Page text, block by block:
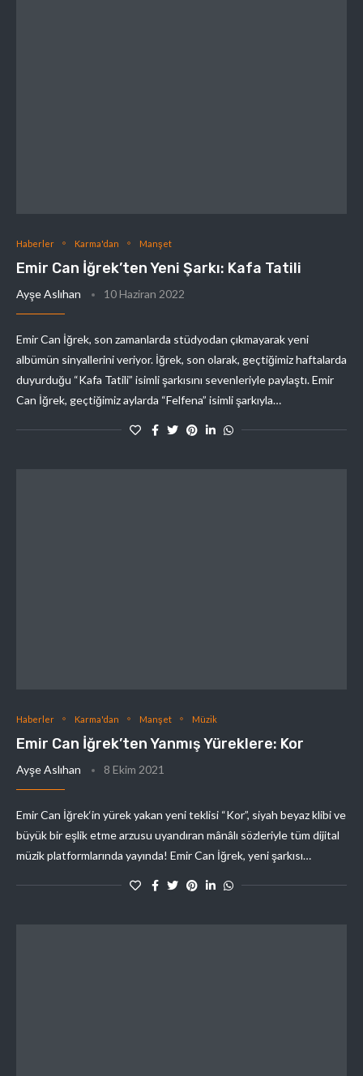
Haberler Karma'dan Manşet
Emir Can İğrek’ten Yeni Şarkı: Kafa Tatili
Ayşe Aslıhan 10 Haziran 2022
Emir Can İğrek, son zamanlarda stüdyodan çıkmayarak yeni
albümün sinyallerini veriyor. İğrek, son olarak, geçtiğimiz haftalarda
duyurduğu “Kafa Tatili” isimli şarkısını sevenleriyle paylaştı. Emir
Can İğrek, geçtiğimiz aylarda “Felfena” isimli şarkıyla…
Haberler Karma'dan Manşet Müzik
Emir Can İğrek’ten Yanmış Yüreklere: Kor
Ayşe Aslıhan 8 Ekim 2021
Emir Can İğrek‘in yürek yakan yeni teklisi “Kor”, siyah beyaz klibi ve
büyük bir eşlik etme arzusu uyandıran mânâlı sözleriyle tüm dijital
müzik platformlarında yayında! Emir Can İğrek, yeni şarkısı…